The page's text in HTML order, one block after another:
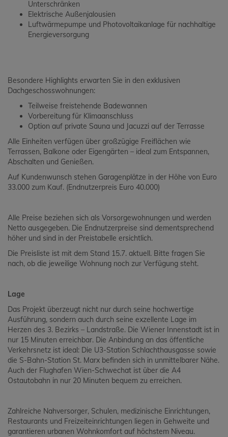
Unterschränken
Elektrische Außenjalousien
Luftwärmepumpe und Photovoltaikanlage für nachhaltige
Energieversorgung
Besondere Highlights erwarten Sie in den exklusiven
Dachgeschosswohnungen:
Teilweise freistehende Badewannen
Vorbereitung für Klimaanschluss
Option auf private Sauna und Jacuzzi auf der Terrasse
Alle Einheiten verfügen über großzügige Freiflächen wie
Terrassen, Balkone oder Eigengärten – ideal zum Entspannen,
Abschalten und Genießen.
Auf Kundenwunsch stehen Garagenplätze in der Höhe von Euro
33.000 zum Kauf. (Endnutzerpreis Euro 40.000)
Alle Preise beziehen sich als Vorsorgewohnungen und werden
Netto ausgegeben. Die Endnutzerpreise sind dementsprechend
höher und sind in der Preistabelle ersichtlich.
Die Preisliste ist mit dem Stand 15.7. aktuell. Bitte fragen Sie
nach, ob die jeweilige Wohnung noch zur Verfügung steht.
Lage
Das Projekt überzeugt nicht nur durch seine hochwertige
Ausführung, sondern auch durch seine exzellente Lage im
Herzen des 3. Bezirks – Landstraße. Die Wiener Innenstadt ist in
nur 15 Minuten erreichbar. Die Anbindung an das öffentliche
Verkehrsnetz ist ideal: Die U3-Station Schlachthausgasse sowie
die S-Bahn-Station St. Marx befinden sich in unmittelbarer Nähe.
Auch der Flughafen Wien-Schwechat ist über die A4
Ostautobahn in nur 20 Minuten bequem zu erreichen.
Zahlreiche Nahversorger, Schulen, medizinische Einrichtungen,
Restaurants und Freizeiteinrichtungen liegen in Gehweite und
garantieren urbanen Wohnkomfort auf höchstem Niveau.